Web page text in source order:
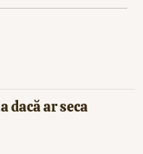
dacă ar seca